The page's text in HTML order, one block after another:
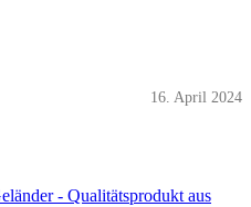
16. April 2024
- Qualitätsprodukt aus